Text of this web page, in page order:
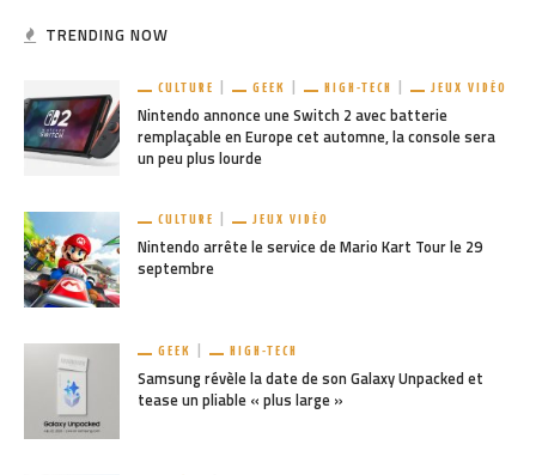
TRENDING NOW
CULTURE GEEK HIGH-TECH JEUX VIDÉO
Nintendo annonce une Switch 2 avec batterie
remplaçable en Europe cet automne, la console sera
un peu plus lourde
CULTURE JEUX VIDÉO
Nintendo arrête le service de Mario Kart Tour le 29
septembre
GEEK HIGH-TECH
Samsung révèle la date de son Galaxy Unpacked et
tease un pliable « plus large »